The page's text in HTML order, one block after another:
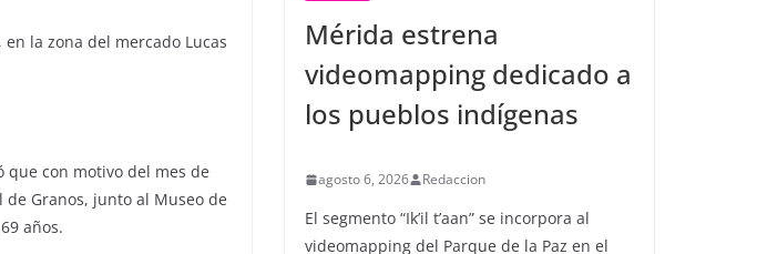
la zona del mercado Lucas
que con motivo del mes de
Granos, junto al Museo de
años.
Mérida estrena
videomapping dedicado a
los pueblos indígenas
agosto 6, 2026 Redaccion
El segmento “Ik’il t’aan” se incorpora al
videomapping del Parque de la Paz en el